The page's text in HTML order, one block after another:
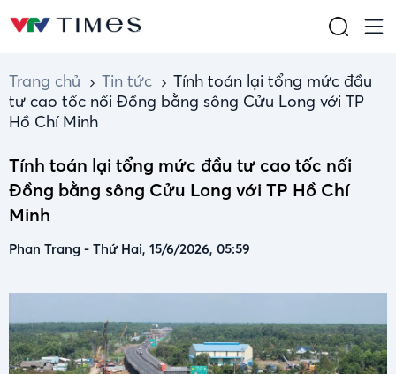
Trang chủ Tin tức
Tính toán lại tổng mức đầu
tư cao tốc nối Đồng bằng sông Cửu Long với TP
Hồ Chí Minh
Tính toán lại tổng mức đầu tư cao tốc nối
Đồng bằng sông Cửu Long với TP Hồ Chí
Minh
Phan Trang - Thứ Hai, 15/6/2026, 05:59